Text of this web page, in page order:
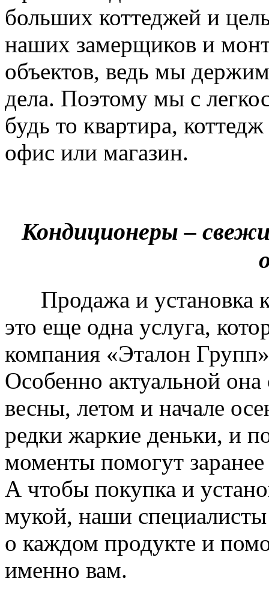
больших коттеджей и
наших замерщиков и
объектов, ведь мы
дела. Поэтому мы с
будь то квартира,
офис или магазин.
Кондиционеры –
Продажа и установка
это еще одна услуга,
компания «Эталон
Особенно актуальной она
весны, летом и начале
редки жаркие деньки, и
моменты помогут
А чтобы покупка и
мукой, наши специалисты
о каждом продукте и
именно вам.